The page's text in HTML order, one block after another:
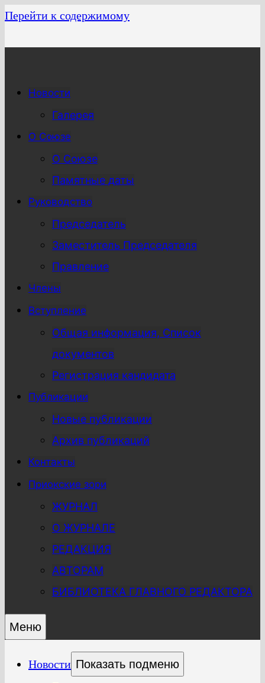
Перейти к содержимому
Новости
Галерея
О Союзе
О Союзе
Памятные даты
Руководство
Председатель
Заместитель Председателя
Правление
Члены
Вступление
Общая информация, Список
документов
Регистрация кандидата
Публикации
Новые публикации
Архив публикаций
Контакты
Приокские зори
ЖУРНАЛ
О ЖУРНАЛЕ
РЕДАКЦИЯ
АВТОРАМ
БИБЛИОТЕКА ГЛАВНОГО РЕДАКТОРА
Меню
Новости Показать подменю